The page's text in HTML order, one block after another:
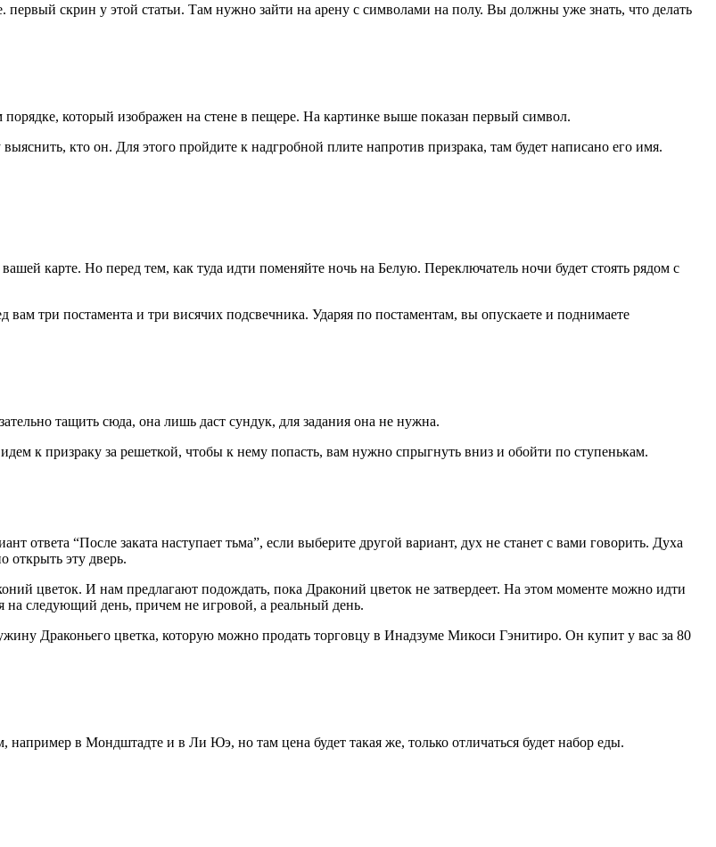
скрин у этой статьи. Там нужно зайти на арену с символами на полу. Вы должны уже знать, что делать
который изображен на стене в пещере. На картинке выше показан первый символ.
кто он. Для этого пройдите к надгробной плите напротив призрака, там будет написано его имя.
карте. Но перед тем, как туда идти поменяйте ночь на Белую. Переключатель ночи будет стоять рядом с
три постамента и три висячих подсвечника. Ударяя по постаментам, вы опускаете и поднимаете
тащить сюда, она лишь даст сундук, для задания она не нужна.
к призраку за решеткой, чтобы к нему попасть, вам нужно спрыгнуть вниз и обойти по ступенькам.
ответа “После заката наступает тьма”, если выберите другой вариант, дух не станет с вами говорить. Духа
открыть эту дверь.
цветок. И нам предлагают подождать, пока Драконий цветок не затвердеет. На этом моменте можно идти
следующий день, причем не игровой, а реальный день.
Драконьего цветка, которую можно продать торговцу в Инадзуме Микоси Гэнитиро. Он купит у вас за 80
в Мондштадте и в Ли Юэ, но там цена будет такая же, только отличаться будет набор еды.